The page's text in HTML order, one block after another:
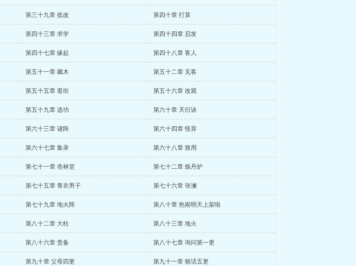
第三十九章 批改 第四十章 打算
第四十三章 求学 第四十四章 启发
第四十七章 缘起 第四十八章 客人
第五十一章 藏木 第五十二章 见客
第五十五章 逛街 第五十六章 改观
第五十九章 选功 第六十章 天衍诀
第六十三章 谜阵 第六十四章 怪异
第六十七章 集录 第六十八章 致用
第七十一章 杏林堂 第七十二章 炼丹炉
第七十五章 青衣男子 第七十六章 张澜
第七十九章 地火阵 第八十章 热闹明天上架啦
第八十二章 大柱 第八十三章 地火
第八十六章 责备 第八十七章 询问第一更
第九十章 父母四更 第九十一章 狠话五更